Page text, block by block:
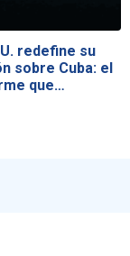
redefine su
sobre Cuba: el
que…